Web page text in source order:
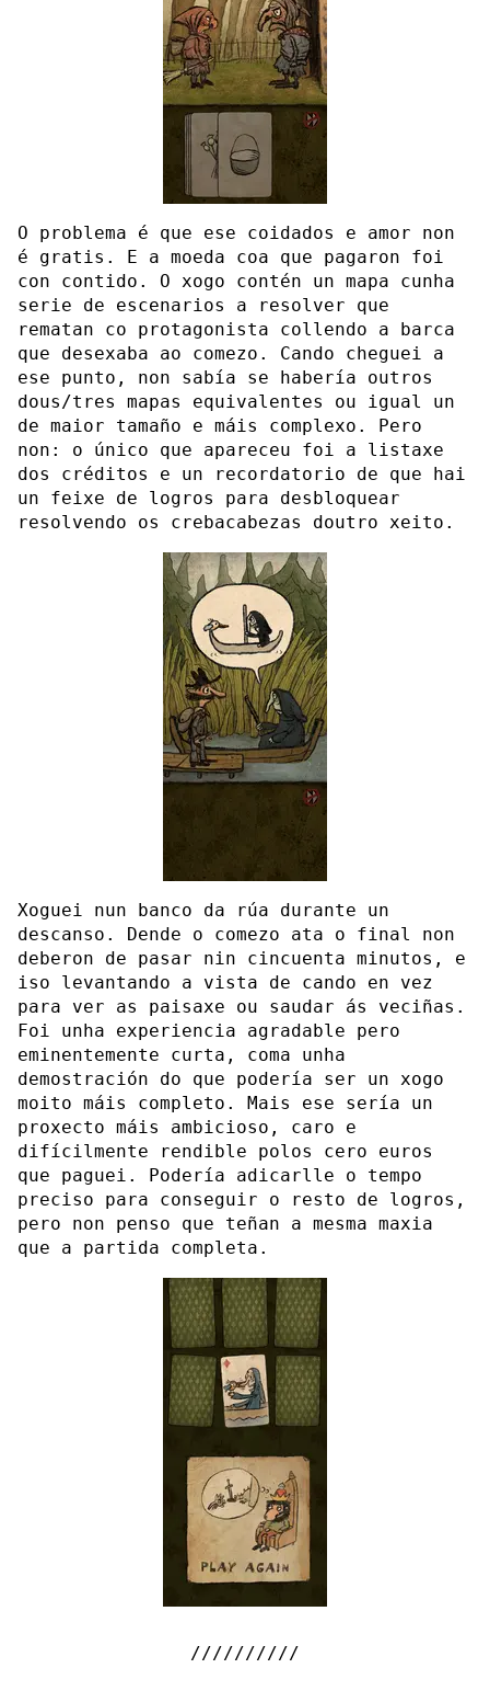
O problema é que ese coidados e amor non
é gratis. E a moeda coa que pagaron foi
con contido. O xogo contén un mapa cunha
serie de escenarios a resolver que
rematan co protagonista collendo a barca
que desexaba ao comezo. Cando cheguei a
ese punto, non sabía se habería outros
dous/tres mapas equivalentes ou igual un
de maior tamaño e máis complexo. Pero
non: o único que apareceu foi a listaxe
dos créditos e un recordatorio de que hai
un feixe de logros para desbloquear
resolvendo os crebacabezas doutro xeito.
Xoguei nun banco da rúa durante un
descanso. Dende o comezo ata o final non
deberon de pasar nin cincuenta minutos, e
iso levantando a vista de cando en vez
para ver as paisaxe ou saudar ás veciñas.
Foi unha experiencia agradable pero
eminentemente curta, coma unha
demostración do que podería ser un xogo
moito máis completo. Mais ese sería un
proxecto máis ambicioso, caro e
difícilmente rendible polos cero euros
que paguei. Podería adicarlle o tempo
preciso para conseguir o resto de logros,
pero non penso que teñan a mesma maxia
que a partida completa.